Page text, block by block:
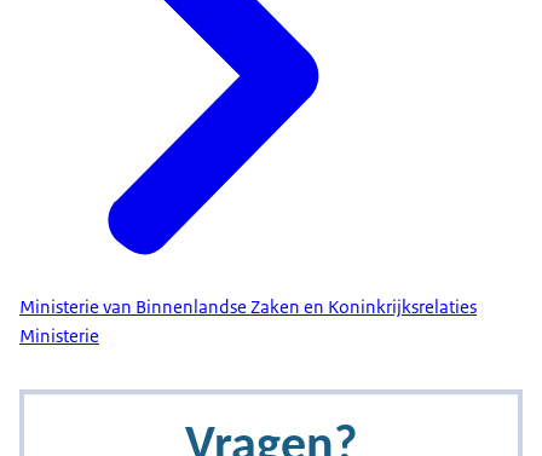
Download
Ministerie van Binnenlandse Zaken en Koninkrijksrelaties
Ministerie